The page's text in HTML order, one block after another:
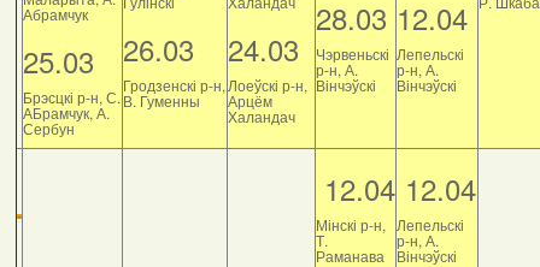
Абрамчук
25.03
Брэсцкі р-н, С.
АБрамчук, А.
Сербун
26.03
Гродзенскі р-н,
В. Гуменны
24.03
Лоеўскі р-н,
Арцём
Халандач
28.03
Чэрвеньскі
р-н, А.
Вінчэўскі
12.04
Лепельскі
р-н, А.
Вінчэўскі
12.04
Мінскі р-н,
Т.
Раманава
12.04
Лепельскі
р-н, А.
Вінчэўскі